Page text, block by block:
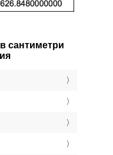
сантиметри